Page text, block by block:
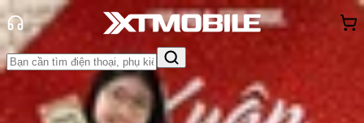
Trang chủ
Tin tức